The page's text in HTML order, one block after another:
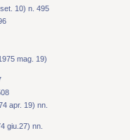
10) n. 495
mag. 19)
apr. 19) nn.
giu.27) nn.